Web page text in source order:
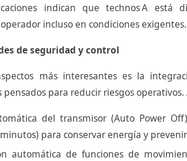
indican que technos A está
incluso en condiciones exigentes.
de seguridad y control
más interesantes es la
para reducir riesgos operativos.
del transmisor (Auto Power
para conservar energía y
automática de funciones de